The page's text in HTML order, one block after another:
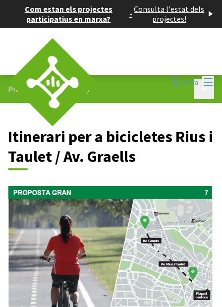
Com estan els projectes
participatius en marxa?
- Consulta l'estat dels
projectes!
Entra
Projectes participatius /
Itinerari per a bicicletes Rius i
Taulet / Av. Graells